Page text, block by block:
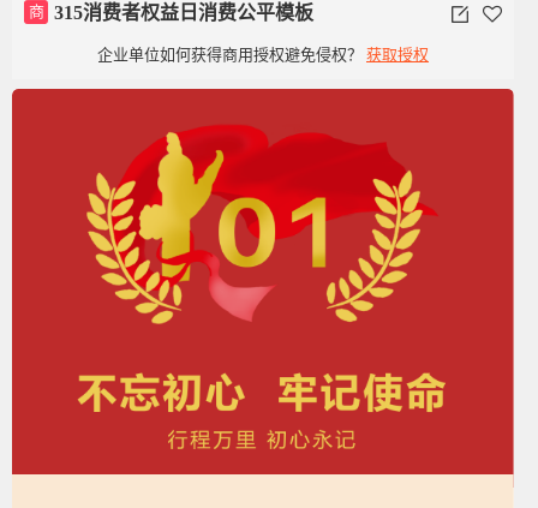
商 315消费者权益日消费公平模板
企业单位如何获得商用授权避免侵权？ 获取授权